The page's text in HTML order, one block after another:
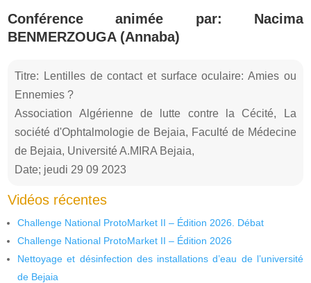
Conférence animée par: Nacima
BENMERZOUGA (Annaba)
Titre: Lentilles de contact et surface oculaire: Amies ou
Ennemies ?
Association Algérienne de lutte contre la Cécité, La
société d'Ophtalmologie de Bejaia, Faculté de Médecine
de Bejaia, Université A.MIRA Bejaia,
Date; jeudi 29 09 2023
Vidéos récentes
Challenge National ProtoMarket II – Édition 2026. Débat
Challenge National ProtoMarket II – Édition 2026
Nettoyage et désinfection des installations d’eau de l’université
de Bejaia